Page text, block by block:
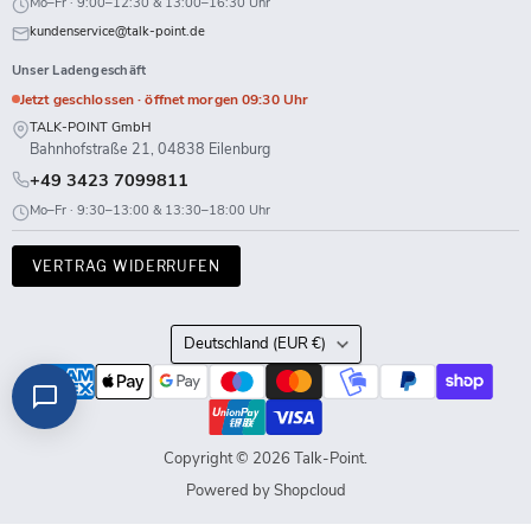
kundenservice@talk-point.de
Unser Ladengeschäft
Jetzt geschlossen · öffnet morgen 09:30 Uhr
TALK-POINT GmbH
Bahnhofstraße 21, 04838 Eilenburg
+49 3423 7099811
Mo–Fr · 9:30–13:00 & 13:30–18:00 Uhr
VERTRAG WIDERRUFEN
Land
Deutschland (EUR €)
Copyright © 2026 Talk-Point.
Powered by Shopcloud